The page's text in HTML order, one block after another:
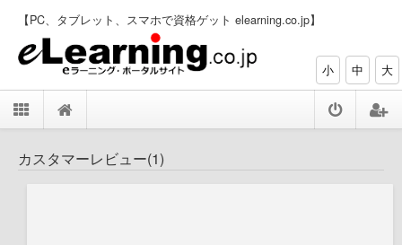
【PC、タブレット、スマホで資格ゲット elearning.co.jp】
小 中 大
カスタマーレビュー(1)